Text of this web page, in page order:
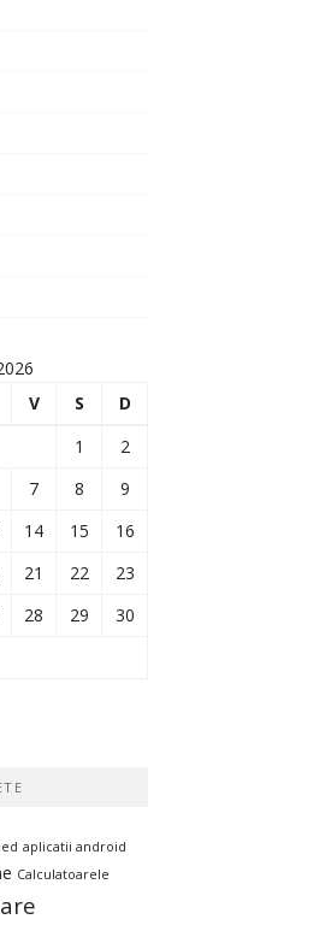
V S
D
1
2
7 8
9
14 15
16
21 22
23
28 29
30
aplicatii android
Calculatoarele